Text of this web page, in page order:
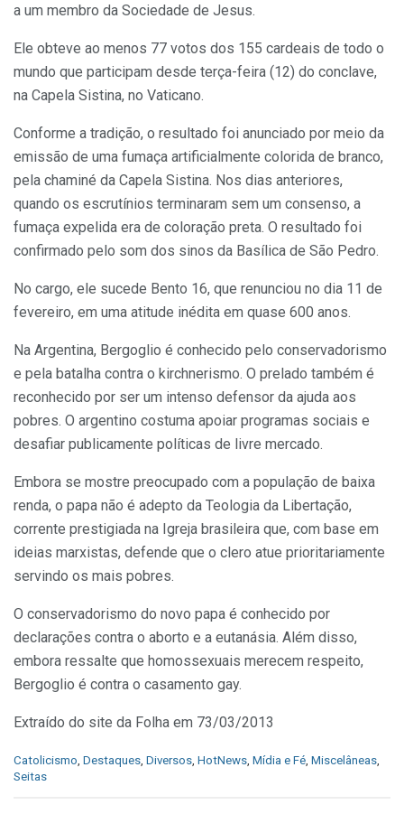
a um membro da Sociedade de Jesus.
Ele obteve ao menos 77 votos dos 155 cardeais de todo o
mundo que participam desde terça-feira (12) do conclave,
na Capela Sistina, no Vaticano.
Conforme a tradição, o resultado foi anunciado por meio da
emissão de uma fumaça artificialmente colorida de branco,
pela chaminé da Capela Sistina. Nos dias anteriores,
quando os escrutínios terminaram sem um consenso, a
fumaça expelida era de coloração preta. O resultado foi
confirmado pelo som dos sinos da Basílica de São Pedro.
No cargo, ele sucede Bento 16, que renunciou no dia 11 de
fevereiro, em uma atitude inédita em quase 600 anos.
Na Argentina, Bergoglio é conhecido pelo conservadorismo
e pela batalha contra o kirchnerismo. O prelado também é
reconhecido por ser um intenso defensor da ajuda aos
pobres. O argentino costuma apoiar programas sociais e
desafiar publicamente políticas de livre mercado.
Embora se mostre preocupado com a população de baixa
renda, o papa não é adepto da Teologia da Libertação,
corrente prestigiada na Igreja brasileira que, com base em
ideias marxistas, defende que o clero atue prioritariamente
servindo os mais pobres.
O conservadorismo do novo papa é conhecido por
declarações contra o aborto e a eutanásia. Além disso,
embora ressalte que homossexuais merecem respeito,
Bergoglio é contra o casamento gay.
Extraído do site da Folha em 73/03/2013
C
a
Catolicismo Destaques Diversos HotNews Mídia e Fé Miscelâneas
Seitas